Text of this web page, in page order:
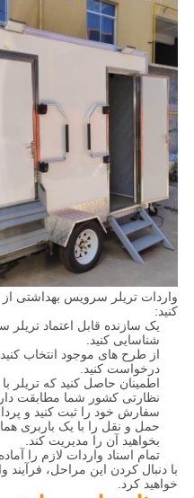
واردات تریلر سرویس بهداشتی
کنید:
یک سازنده قابل اعتماد
شناسایی کنید.
از طرح های موجود انتخاب
درخواست کنید.
اطمینان حاصل کنید که تریلر
نظارتی کشور شما مطابقت
سفارش خود را ثبت کنید و
حمل و نقل را با یک باربری
بخواهید آن را مدیریت کند.
تمام اسناد واردات لازم را آماده
با دنبال کردن این مراحل، فرآیند
خواهید کرد.